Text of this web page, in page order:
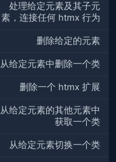
处理给定元素及其子元
素，连接任何 htmx 行为
删除给定的元素
从给定元素中删除一个类
删除一个 htmx 扩展
从给定元素的其他元素中
获取一个类
从给定元素切换一个类